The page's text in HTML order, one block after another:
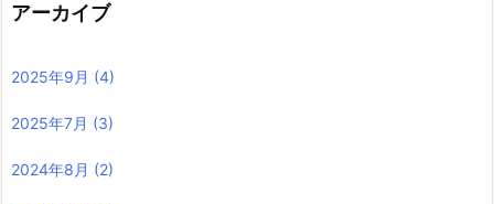
アーカイブ
2025年9月 (4)
2025年7月 (3)
2024年8月 (2)